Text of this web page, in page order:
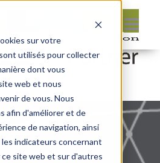
sur votre
utilisés pour collecter
dont vous
web et nous
de vous. Nous
afin d'améliorer et de
de navigation, ainsi
indicateurs concernant
site web et sur d'autres